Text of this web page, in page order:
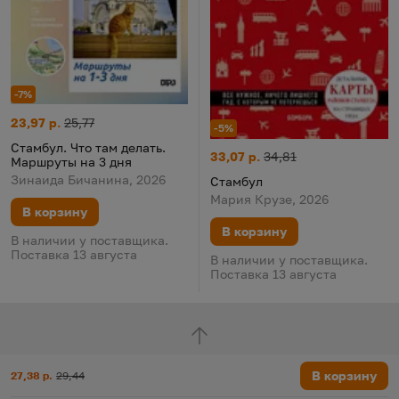
-7%
Стамбул. Что там делать. Маршруты на 3 дня
Цена:
23,97 р.
Старая цена:
25,77
Стамбул. Что там делать.
Маршруты на 3 дня
Зинаида Бичанина, 2026
В корзину
В наличии у поставщика.
Поставка 13 августа
-5%
Стамбул
Цена:
33,07 р.
Старая цена:
34,81
Стамбул
Мария Крузе, 2026
В корзину
В наличии у поставщика.
Поставка 13 августа
Цена:
27,38 р. Старая цена:
29,44 В корзину